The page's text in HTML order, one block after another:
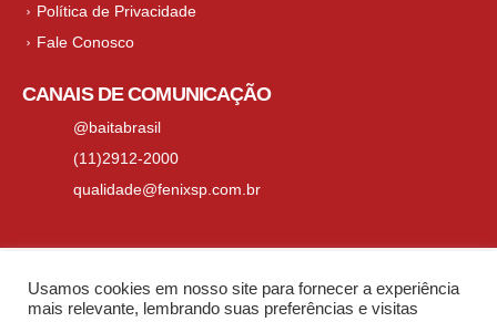
Política de Privacidade
Fale Conosco
CANAIS DE COMUNICAÇÃO
@baitabrasil
(11)2912-2000
qualidade@fenixsp.com.br
Todos os direitos reservados 2023 - Grupo
Usamos cookies em nosso site para fornecer a experiência
mais relevante, lembrando suas preferências e visitas